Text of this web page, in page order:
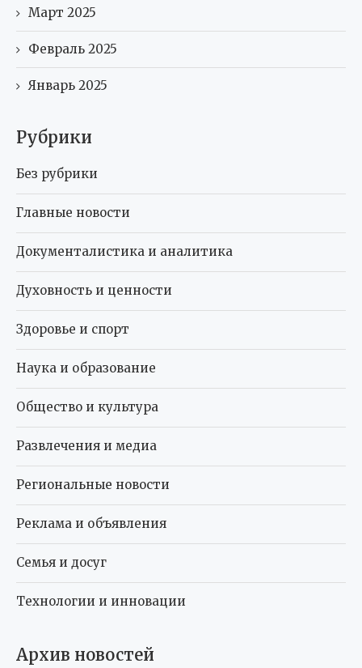
Март 2025
Февраль 2025
Январь 2025
Рубрики
Без рубрики
Главные новости
Документалистика и аналитика
Духовность и ценности
Здоровье и спорт
Наука и образование
Общество и культура
Развлечения и медиа
Региональные новости
Реклама и объявления
Семья и досуг
Технологии и инновации
Архив новостей